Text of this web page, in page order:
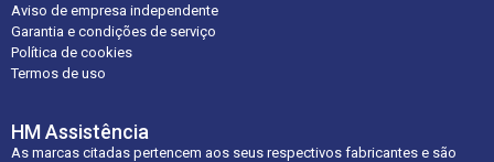
Aviso de empresa independente
Garantia e condições de serviço
Política de cookies
Termos de uso
HM Assistência
As marcas citadas pertencem aos seus respectivos fabricantes e são